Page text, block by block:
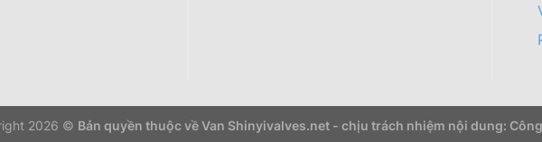
2026 © Bản quyền thuộc về Van Shinyivalves.net - chịu trách nhiệm nội dung: